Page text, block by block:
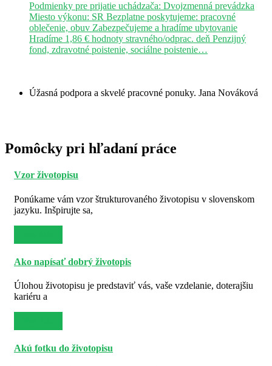
Podmienky pre prijatie uchádzača: Dvojzmenná prevádzka
Miesto výkonu: SR Bezplatne poskytujeme: pracovné
oblečenie, obuv Zabezpečujeme a hradíme ubytovanie
Hradíme 1,86 € hodnoty stravného/odprac. deň Penzijný
fond, zdravotné poistenie, sociálne poistenie…
Úžasná podpora a skvelé pracovné ponuky. Jana Nováková
Pomôcky pri hľadaní práce
Vzor životopisu
Ponúkame vám vzor štrukturovaného životopisu v slovenskom
jazyku. Inšpirujte sa,
Ako napísať dobrý životopis
Úlohou životopisu je predstaviť vás, vaše vzdelanie, doterajšiu
kariéru a
Akú fotku do životopisu